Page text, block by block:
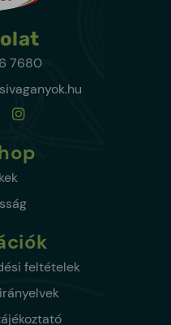
7680
feltételek